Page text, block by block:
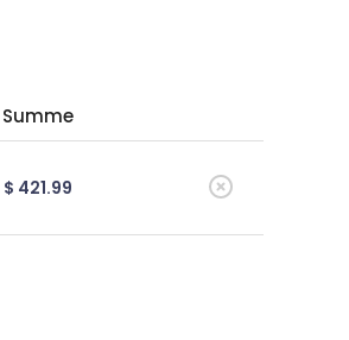
Summe
$ 421.99